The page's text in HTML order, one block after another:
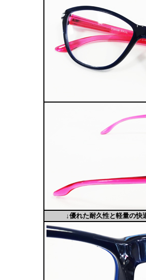
↓優れた耐久性と軽量の快